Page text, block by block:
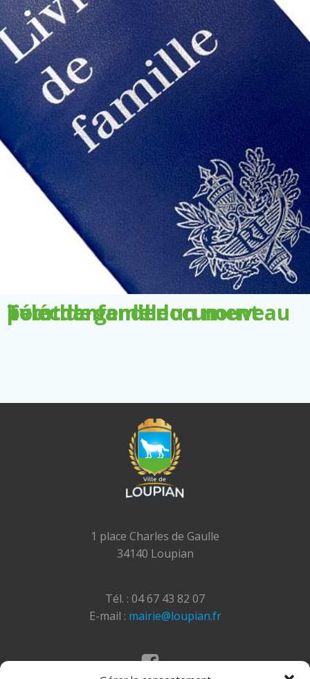
Télécharger le document pour demander un nouveau livret de famille
1 place Charles de Gaulle
34140 Loupian
Tél. : 04 67 43 82 07
E-mail : mairie@loupian.fr